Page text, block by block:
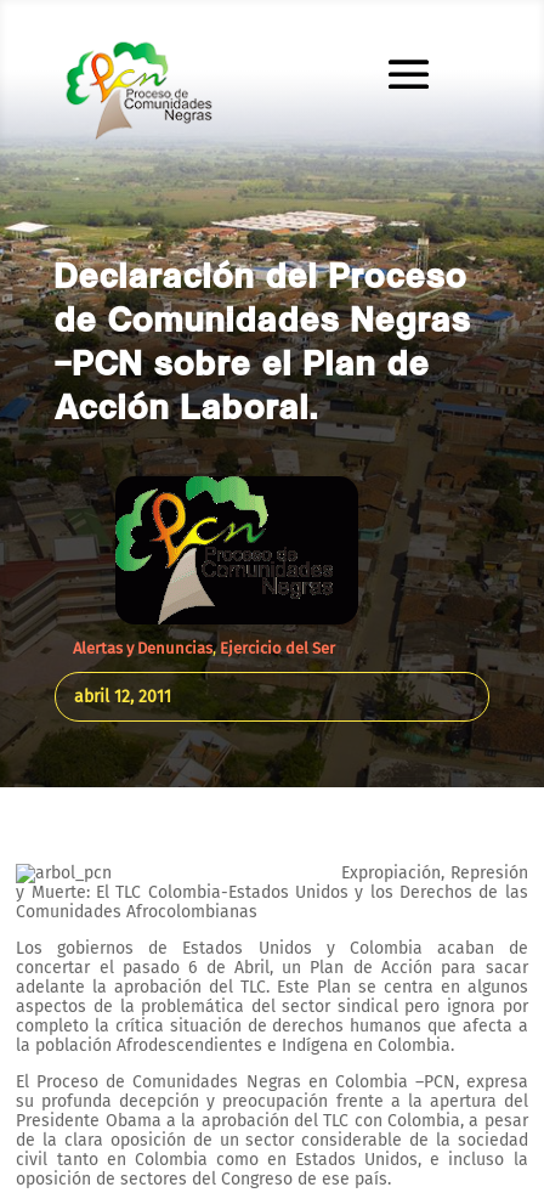
Declaración del Proceso
de Comunidades Negras
–PCN sobre el Plan de
Acción Laboral.
Alertas y Denuncias, Ejercicio del Ser
abril 12, 2011
Expropiación, Represión
y Muerte: El TLC Colombia-Estados Unidos y los Derechos de las
Comunidades Afrocolombianas
Los gobiernos de Estados Unidos y Colombia acaban de
concertar el pasado 6 de Abril, un Plan de Acción para sacar
adelante la aprobación del TLC. Este Plan se centra en algunos
aspectos de la problemática del sector sindical pero ignora por
completo la crítica situación de derechos humanos que afecta a
la población Afrodescendientes e Indígena en Colombia.
El Proceso de Comunidades Negras en Colombia –PCN, expresa
su profunda decepción y preocupación frente a la apertura del
Presidente Obama a la aprobación del TLC con Colombia, a pesar
de la clara oposición de un sector considerable de la sociedad
civil tanto en Colombia como en Estados Unidos, e incluso la
oposición de sectores del Congreso de ese país.